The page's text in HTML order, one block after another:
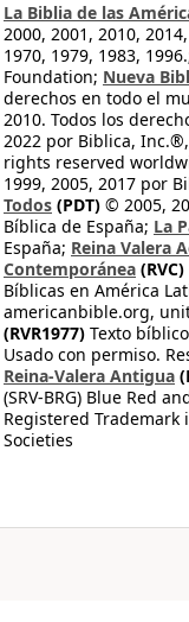
La Biblia de las
2000, 2001, 2010,
1970, 1979, 1983,
Foundation; Nueva
derechos en todo el
2010. Todos los
2022 por Biblica,
rights reserved
1999, 2005, 2017 por
Todos (PDT) © 2005,
Bíblica de España; La
España; Reina Valera
Contemporánea (RVC)
Bíblicas en América
americanbible.org,
(RVR1977) Texto
Usado con permiso.
Reina-Valera Antigua
(SRV-BRG) Blue Red
Registered Trademark
Societies